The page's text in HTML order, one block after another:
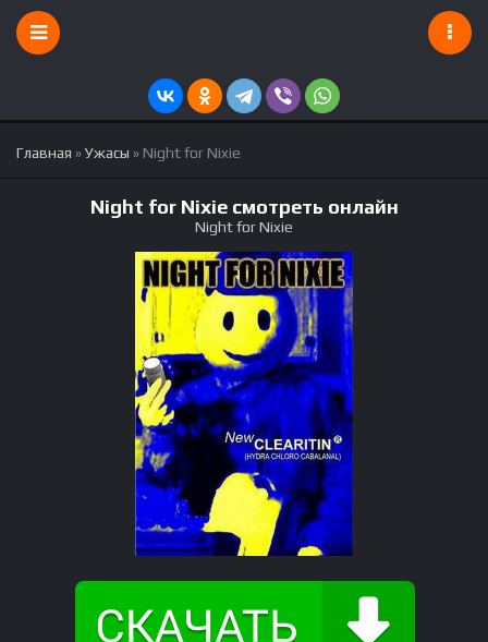
Главная »Ужасы » Night for Nixie
Night for Nixie смотреть онлайн
Night for Nixie